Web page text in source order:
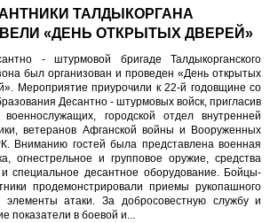
ТАЛДЫКОРГАНА
«ДЕНЬ ОТКРЫТЫХ ДВЕРЕЙ»
- штурмовой бригаде Талдыкорганского
был организован и проведен «День открытых
Мероприятие приурочили к 22-й годовщине со
Десантно - штурмовых войск, пригласив
военнослужащих, городской отдел внутренней
ветеранов Афганской войны и Вооруженных
Вниманию гостей была представлена военная
огнестрельное и групповое оружие, средства
и специальное десантное оборудование. Бойцы-
продемонстрировали приемы рукопашного
атаки. За добросовестную службу и
показатели в боевой и...